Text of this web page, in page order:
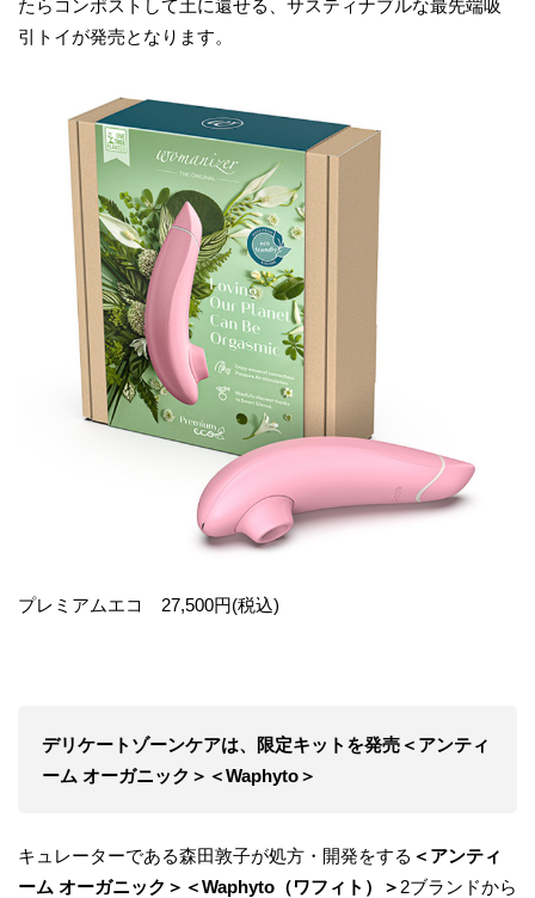
たらコンポストして土に還せる、サスティナブルな最先端吸
引トイが発売となります。
プレミアムエコ 27,500円(税込)
デリケートゾーンケアは、限定キットを発売＜アンティ
ーム オーガニック＞＜Waphyto＞
キュレーターである森⽥敦⼦が処⽅・開発をする ＜アンティ
ーム オーガニック＞＜Waphyto（ワフィト）＞ 2ブランドから